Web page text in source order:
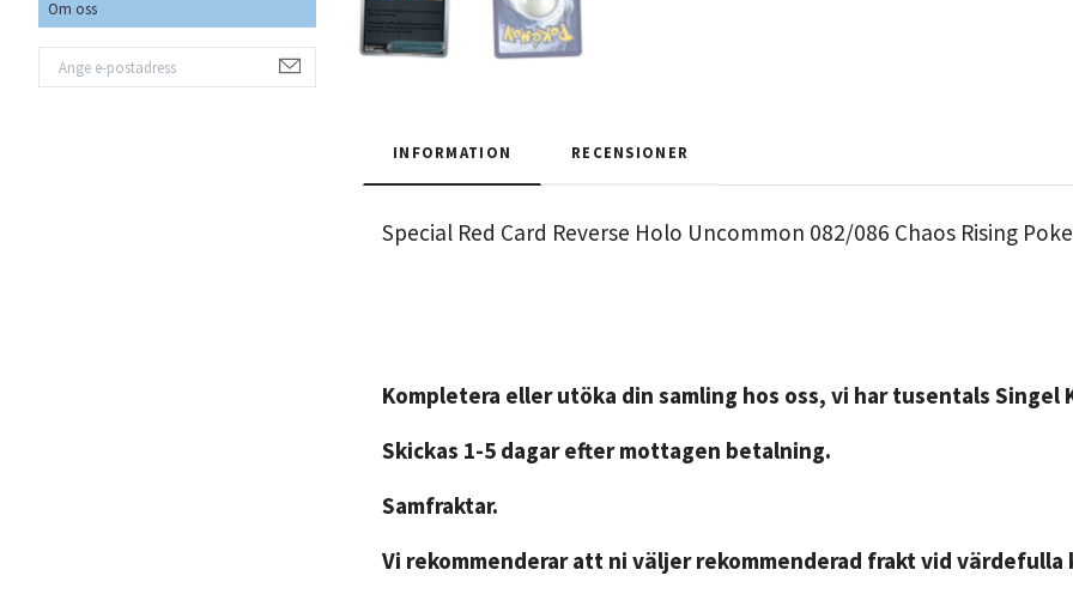
Om oss
INFORMATION RECENSIONER
Special Red Card Reverse Holo Uncommon 082/086 Chaos Rising
Kompletera eller utöka din samling hos oss, vi har tusentals Singel
Skickas 1-5 dagar efter mottagen betalning.
Samfraktar.
Vi rekommenderar att ni väljer rekommenderad frakt vid värdefulla